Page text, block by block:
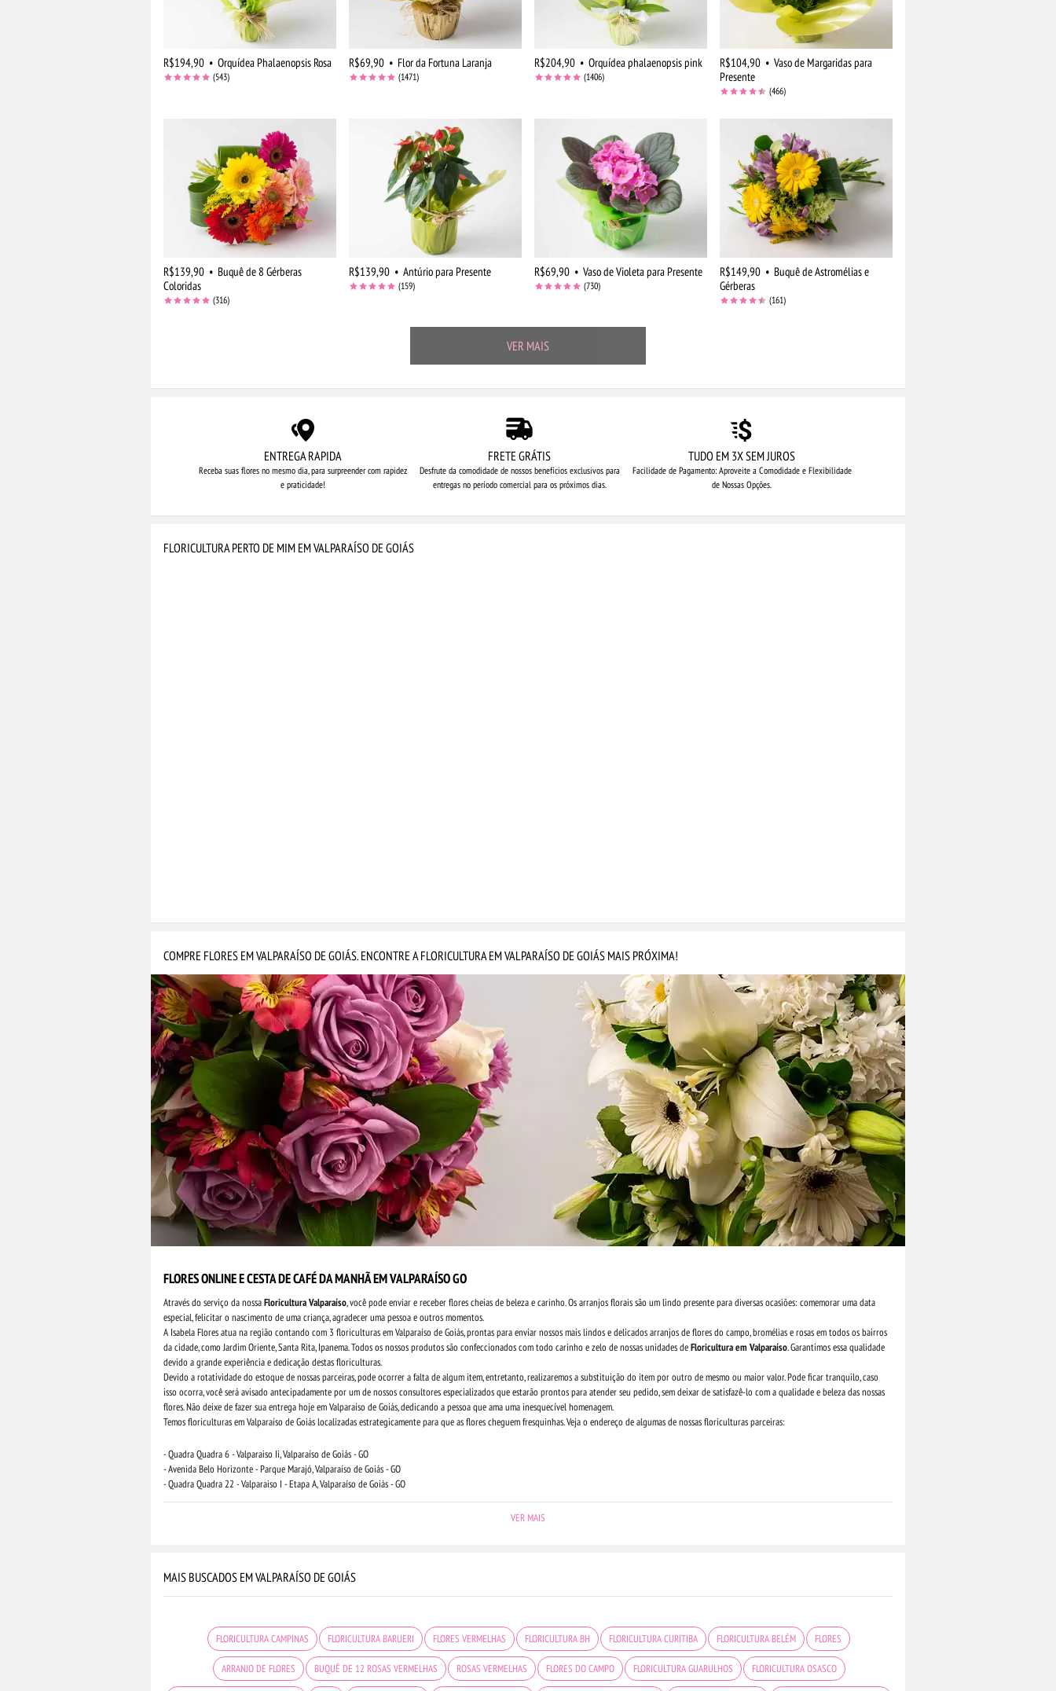
R$194,90 • Orquídea Phalaenopsis Rosa
(543)
R$69,90 • Flor da Fortuna Laranja
(1471)
R$204,90 • Orquídea phalaenopsis pink
(1406)
R$104,90 • Vaso de Margaridas para
Presente
(466)
R$139,90 • Buquê de 8 Gérberas
Coloridas
(316)
R$139,90 • Antúrio para Presente
(159)
R$69,90 • Vaso de Violeta para Presente
(730)
R$149,90 • Buquê de Astromélias e
Gérberas
(161)
VER MAIS
ENTREGA RAPIDA
Receba suas flores no mesmo dia,para surpreender com rapidez
e praticidade!
FRETE GRÁTIS
Desfrute da comodidade de nossosbenefícios exclusivos para
entregas no período comercial para os próximos dias.
TUDO EM 3X SEM JUROS
Facilidade de Pagamento: Aproveitea Comodidade e Flexibilidade
de Nossas Opções.
FLORICULTURA PERTO DE MIM EM VALPARAÍSO DE GOIÁS
COMPRE FLORES EM VALPARAÍSO DE GOIÁS. ENCONTRE A FLORICULTURA EM VALPARAÍSO DE GOIÁS MAIS PRÓXIMA!
FLORES ONLINE E CESTA DE CAFÉ DA MANHÃ EM VALPARAÍSO GO
Através do serviço da nossaFloricultura Valparaíso, você pode enviar e receber flores cheias de beleza e carinho. Os arranjos florais são um lindo presente para diversas ocasiões: comemorar uma data
especial, felicitar o nascimento de uma criança, agradecer uma pessoa e outros momentos.
A Isabela Flores atua na região contando com 3 floriculturas em Valparaíso de Goiás, prontas para enviar nossos mais lindos e delicados arranjos de flores do campo, bromélias e rosas em todos os bairros
da cidade, como Jardim Oriente, Santa Rita, Ipanema. Todos os nossos produtos são confeccionados com todo carinho e zelo de nossas unidades deFloricultura em Valparaíso. Garantimos essa qualidade
devido a grande experiência e dedicação destas floriculturas.
Devido a rotatividade do estoque de nossas parceiras, pode ocorrer a falta de algum item, entretanto, realizaremos a substituição do item por outro de mesmo ou maior valor. Pode ficar tranquilo, caso
isso ocorra, você será avisado antecipadamente por um de nossos consultores especializados que estarão prontos para atender seu pedido, sem deixar de satisfazê-lo com a qualidade e beleza das nossas
flores. Não deixe de fazer sua entrega hoje em Valparaíso de Goiás, dedicando a pessoa que ama uma inesquecível homenagem.
Temos floriculturas em Valparaíso de Goiás localizadas estrategicamente para que as flores cheguem fresquinhas. Veja o endereço de algumas de nossas floriculturas parceiras:
- Quadra Quadra 6 - Valparaiso Ii, Valparaíso de Goiás - GO
- Avenida Belo Horizonte - Parque Marajó, Valparaíso de Goiás - GO
- Quadra Quadra 22 - Valparaiso I - Etapa A, Valparaíso de Goiás - GO
VER MAIS
MAIS BUSCADOS EM VALPARAÍSO DE GOIÁS
FLORICULTURA CAMPINAS FLORICULTURA BARUERI FLORES VERMELHAS FLORICULTURA BH FLORICULTURA CURITIBA FLORICULTURA BELÉM FLORES
ARRANJO DE FLORES BUQUÊ DE 12 ROSAS VERMELHAS ROSAS VERMELHAS FLORES DO CAMPO FLORICULTURA GUARULHOS FLORICULTURA OSASCO